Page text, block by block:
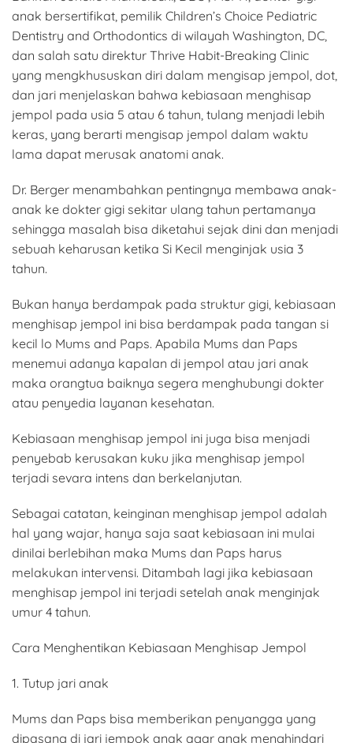
anak bersertifikat, pemilik Children’s Choice Pediatric
Dentistry and Orthodontics di wilayah Washington, DC,
dan salah satu direktur Thrive Habit-Breaking Clinic
yang mengkhususkan diri dalam mengisap jempol, dot,
dan jari menjelaskan bahwa kebiasaan menghisap
jempol pada usia 5 atau 6 tahun, tulang menjadi lebih
keras, yang berarti mengisap jempol dalam waktu
lama dapat merusak anatomi anak.
Dr. Berger menambahkan pentingnya membawa anak-
anak ke dokter gigi sekitar ulang tahun pertamanya
sehingga masalah bisa diketahui sejak dini dan menjadi
sebuah keharusan ketika Si Kecil menginjak usia 3
tahun.
Bukan hanya berdampak pada struktur gigi, kebiasaan
menghisap jempol ini bisa berdampak pada tangan si
kecil lo Mums and Paps. Apabila Mums dan Paps
menemui adanya kapalan di jempol atau jari anak
maka orangtua baiknya segera menghubungi dokter
atau penyedia layanan kesehatan.
Kebiasaan menghisap jempol ini juga bisa menjadi
penyebab kerusakan kuku jika menghisap jempol
terjadi sevara intens dan berkelanjutan.
Sebagai catatan, keinginan menghisap jempol adalah
hal yang wajar, hanya saja saat kebiasaan ini mulai
dinilai berlebihan maka Mums dan Paps harus
melakukan intervensi. Ditambah lagi jika kebiasaan
menghisap jempol ini terjadi setelah anak menginjak
umur 4 tahun.
Cara Menghentikan Kebiasaan Menghisap Jempol
1. Tutup jari anak
Mums dan Paps bisa memberikan penyangga yang
dipasang di jari jempok anak agar anak menghindari